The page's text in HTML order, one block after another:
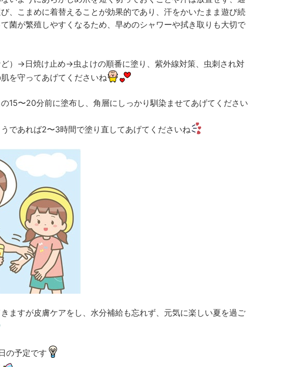
、こまめに着替えることが効果的であり、汗をかいたまま遊び続
菌が繁殖しやすくなるため、早めのシャワーや拭き取りも大切で
）→日焼け止め→虫よけの順番に塗り、紫外線対策、虫刺され対
を守ってあげてくださいね
15〜20分前に塗布し、角層にしっかり馴染ませてあげてください
であれば2〜3時間で塗り直してあげてくださいね
ますが皮膚ケアをし、水分補給も忘れず、元気に楽しい夏を過ご
の予定です